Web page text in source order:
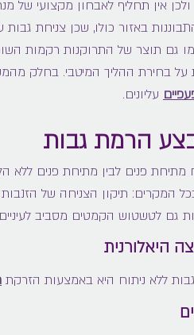
אין תחליף לאבחון מקצועי של
באזור כולו, שכן צניחת
גם תוצר של התרוקנות רקמות
על בחירת ההליך המיטבי. בחלק
עליונים.
הרמת גבות
מתיחת פנים לבין מתיחת פנים ללא
המקרים: תיקון הצניחה של
גם לטשטוש הקמטים מסביב
היאלורנית
ללא ניתוח היא באמצעות הזרקת